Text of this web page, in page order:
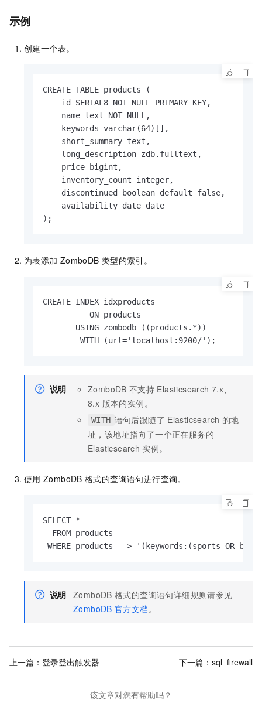
示例
创建一个表。
CREATE TABLE products (
    id SERIAL8 NOT NULL PRIMARY KEY,
    name text NOT NULL,
    keywords varchar(64)[],
    short_summary text,
    long_description zdb.fulltext,
    price bigint,
    inventory_count integer,
    discontinued boolean default false,
    availability_date date
);
为表添加 ZomboDB 类型的索引。
CREATE INDEX idxproducts
          ON products
       USING zombodb ((products.*))
        WITH (url='localhost:9200/');
说明 ZomboDB 不支持 Elasticsearch 7.x、
8.x 版本的实例。
WITH 语句后跟随了 Elasticsearch 的地
址，该地址指向了一个正在服务的
Elasticsearch 实例。
使用 ZomboDB 格式的查询语句进行查询。
SELECT *
  FROM products
WHERE products ==> '(keywords:(sports OR
说明 ZomboDB 格式的查询语句详细规则请参见
ZomboDB 官方文档。
上一篇： 登录登出触发器 下一篇： sql_firewall
该文章对您有帮助吗？